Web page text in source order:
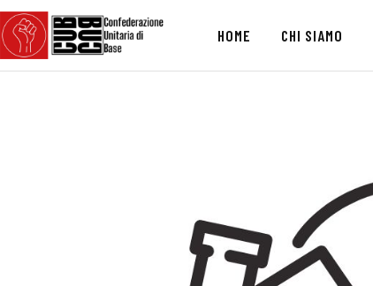
HOME CHI SIAMO